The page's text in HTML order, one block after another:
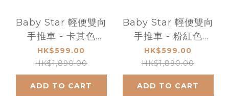
Baby Star 輕便雙向
手推車 - 卡其色
BS507-K
HK$599.00
HK$1,890.00
ADD TO CART
Baby Star 輕便雙向
手推車 - 粉紅色
BS507-P
HK$599.00
HK$1,890.00
ADD TO CART